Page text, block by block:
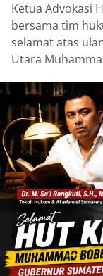
Ketua Advokasi
bersama tim
selamat atas
Utara